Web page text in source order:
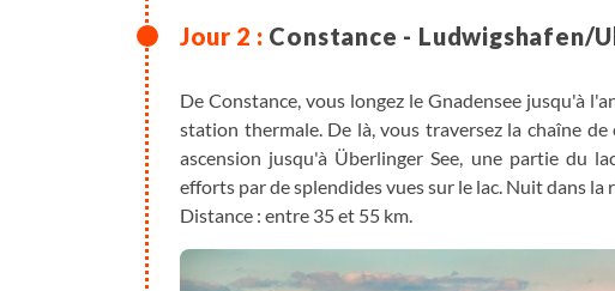
Constance - Ludwigshafen/
De Constance, vous longez le Gnadensee jusqu'à
station thermale. De là, vous traversez la chaîne
ascension jusqu'à Überlinger See, une partie du
efforts par de splendides vues sur le lac. Nuit dans
Distance : entre 35 et 55 km.